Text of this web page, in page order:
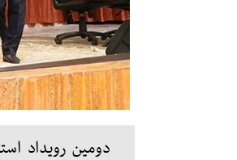
دومین رویداد